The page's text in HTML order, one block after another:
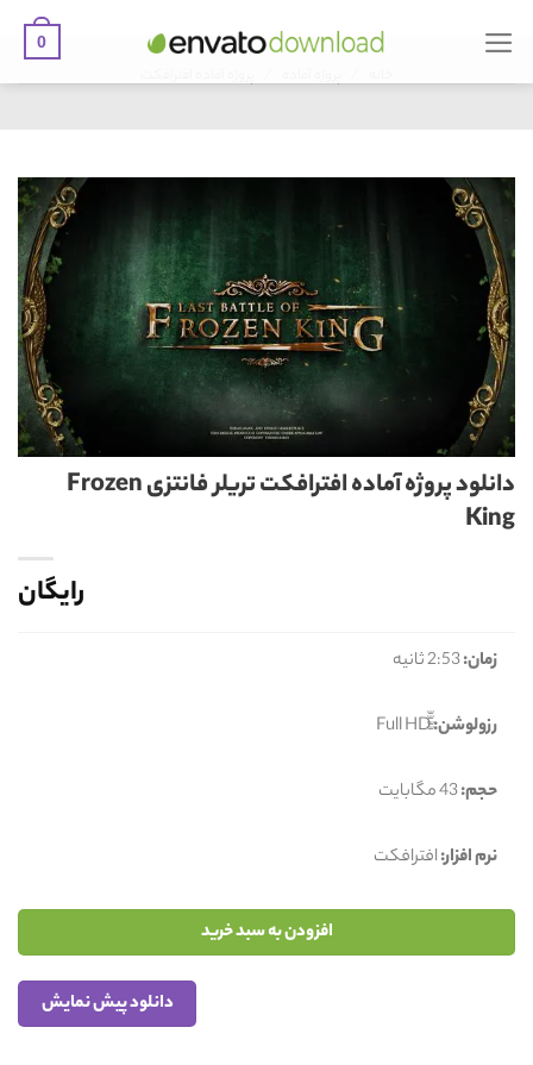
Skip
to
0
/
/
دانلود پروژه آماده افترافکت تریلر فانتزی Frozen
King
رایگان
زمان:2:53 ثانیه
رزولوشن:
حجم:43 مگابایت
نرم افزار:افترافکت
افزودن به سبد خرید
دانلود پیش نمایش